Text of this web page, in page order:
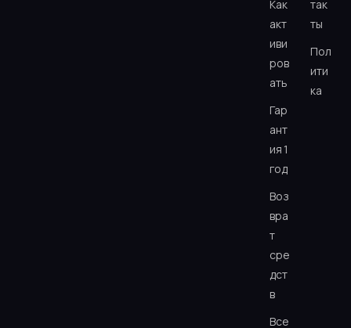
Как
акт
иви
ров
ать
Гар
ант
ия 1
год
Воз
вра
т
сре
дст
в
Все
так
ты
Пол
ити
ка